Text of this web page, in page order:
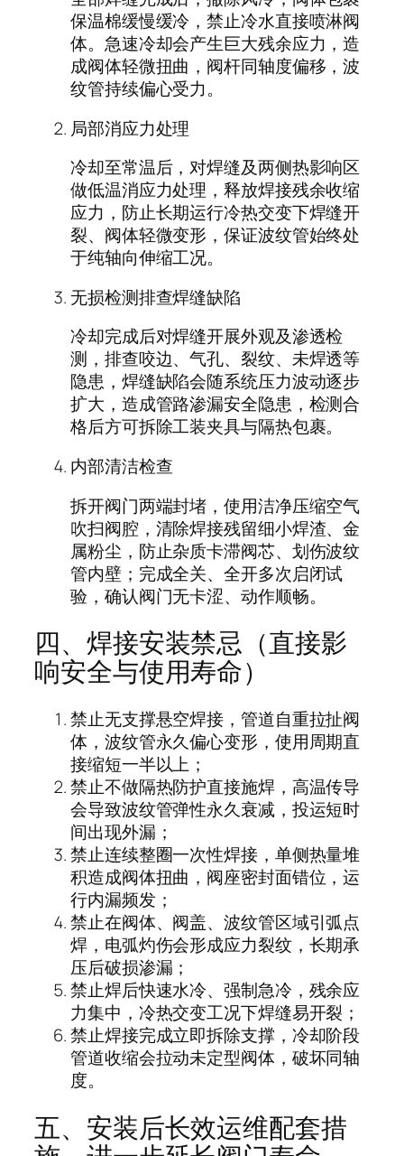
保温棉缓慢缓冷，禁止冷水直接喷淋阀
体。急速冷却会产生巨大残余应力，造
成阀体轻微扭曲，阀杆同轴度偏移，波
纹管持续偏心受力。
局部消应力处理
冷却至常温后，对焊缝及两侧热影响区
做低温消应力处理，释放焊接残余收缩
应力，防止长期运行冷热交变下焊缝开
裂、阀体轻微变形，保证波纹管始终处
于纯轴向伸缩工况。
无损检测排查焊缝缺陷
冷却完成后对焊缝开展外观及渗透检
测，排查咬边、气孔、裂纹、未焊透等
隐患，焊缝缺陷会随系统压力波动逐步
扩大，造成管路渗漏安全隐患，检测合
格后方可拆除工装夹具与隔热包裹。
内部清洁检查
拆开阀门两端封堵，使用洁净压缩空气
吹扫阀腔，清除焊接残留细小焊渣、金
属粉尘，防止杂质卡滞阀芯、划伤波纹
管内壁；完成全关、全开多次启闭试
验，确认阀门无卡涩、动作顺畅。
四、焊接安装禁忌（直接影
响安全与使用寿命）
禁止无支撑悬空焊接，管道自重拉扯阀
体，波纹管永久偏心变形，使用周期直
接缩短一半以上；
禁止不做隔热防护直接施焊，高温传导
会导致波纹管弹性永久衰减，投运短时
间出现外漏；
禁止连续整圈一次性焊接，单侧热量堆
积造成阀体扭曲，阀座密封面错位，运
行内漏频发；
禁止在阀体、阀盖、波纹管区域引弧点
焊，电弧灼伤会形成应力裂纹，长期承
压后破损渗漏；
禁止焊后快速水冷、强制急冷，残余应
力集中，冷热交变工况下焊缝易开裂；
禁止焊接完成立即拆除支撑，冷却阶段
管道收缩会拉动未定型阀体，破坏同轴
度。
五、安装后长效运维配套措